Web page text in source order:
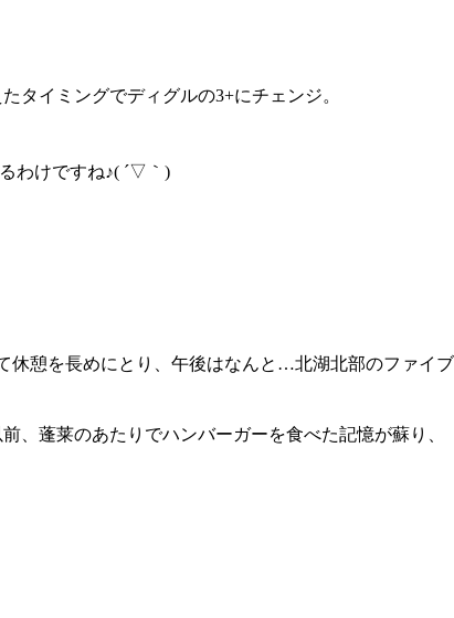
タイミングでディグルの3+にチェンジ。
わけですね♪( ´▽｀)
休憩を長めにとり、午後はなんと…北湖北部のファイブ
、蓬莱のあたりでハンバーガーを食べた記憶が蘇り、